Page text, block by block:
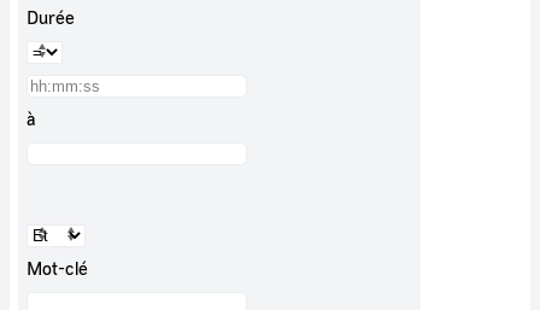
Durée
à
Mot-clé